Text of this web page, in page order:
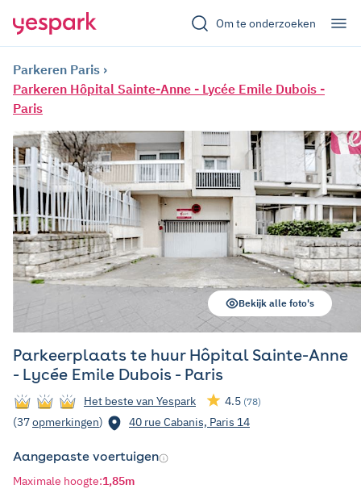
Om te onderzoeken
Parkeren Paris
Parkeren Hôpital Sainte-Anne - Lycée Emile Dubois -
Paris
Parkeerplaats te huur Hôpital Sainte-Anne
- Lycée Emile Dubois - Paris
Het beste van Yespark 4.5 (78)
(37opmerkingen) 40 rue Cabanis, Paris 14
Bekijk alle foto's
Aangepaste voertuigen
Maximale hoogte:1,85m